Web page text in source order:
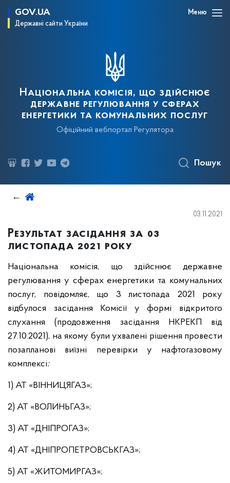
GOV.UA
Державні сайти України
Меню
Національна комісія, що здійснює
державне регулювання у сферах
енергетики та комунальних послуг
Офіційний вебпортал Регулятора
Пошук
03.11.2021
Результат засідання за 03
листопада 2021 року
Національна комісія, що здійснює державне
регулювання у сферах енергетики та комунальних
послуг, повідомляє, що 3 листопада 2021 року
відбулося засідання Комісії у формі відкритого
слухання (продовження засідання НКРЕКП від
27.10.2021), на якому були ухвалені рішення провести
позапланові виїзні перевірки у нафтогазовому
комплексі:
1) АТ «ВІННИЦЯГАЗ»;
2) АТ «ВОЛИНЬГАЗ»;
3) АТ «ДНІПРОГАЗ»;
4) АТ «ДНІПРОПЕТРОВСЬКГАЗ»;
5) АТ «ЖИТОМИРГАЗ»;